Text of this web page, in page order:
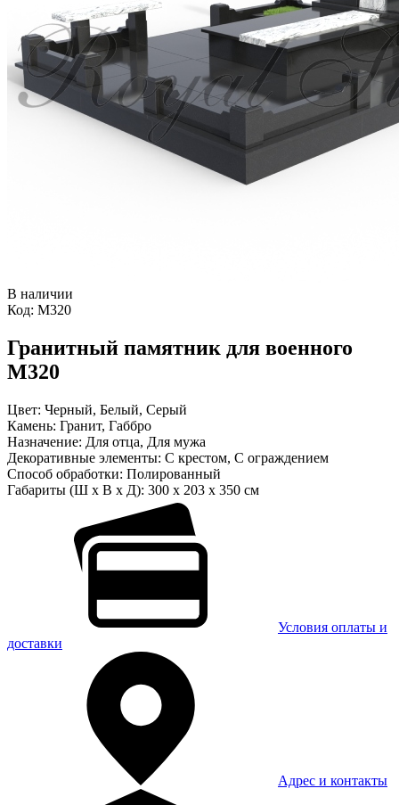
В наличии
Код: М320
Гранитный памятник для военного
М320
Цвет: Черный, Белый, Серый
Камень: Гранит, Габбро
Назначение: Для отца, Для мужа
Декоративные элементы: С крестом, С ограждением
Способ обработки: Полированный
Габариты (Ш x В x Д): 300 x 203 x 350 см
Условия оплаты и
доставки
Адрес и контакты